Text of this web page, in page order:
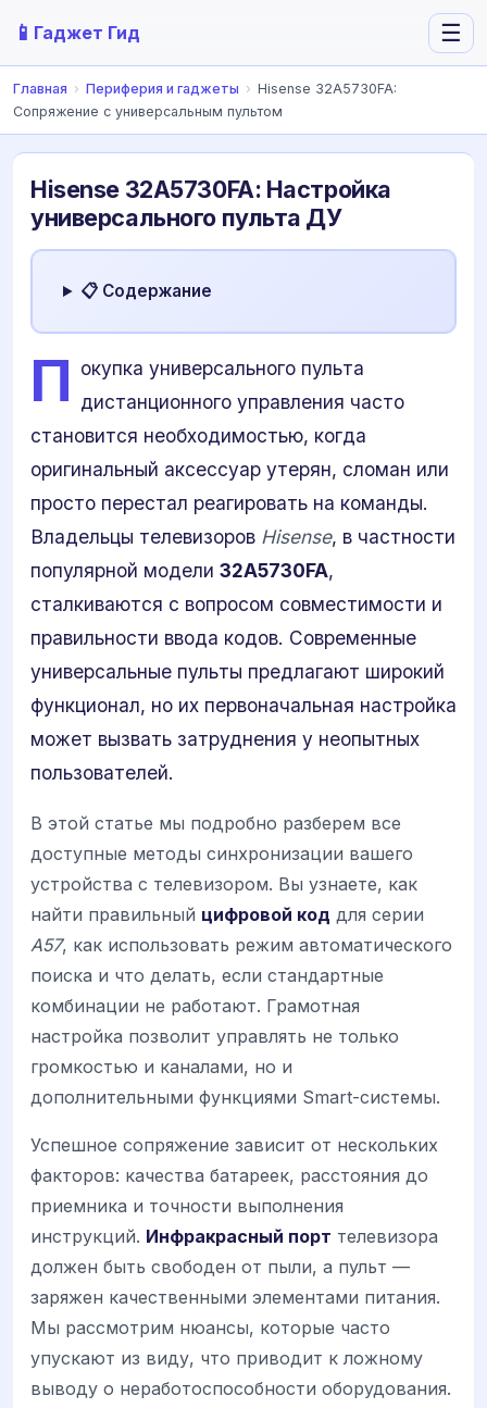
📱 Гаджет Гид ☰
Главная › Периферия и гаджеты › Hisense 32A5730FA:
Сопряжение с универсальным пультом
Hisense 32A5730FA: Настройка
универсального пульта ДУ
📋 Содержание
П окупка универсального пульта
дистанционного управления часто
становится необходимостью, когда
оригинальный аксессуар утерян, сломан или
просто перестал реагировать на команды.
Владельцы телевизоров Hisense, в частности
популярной модели 32A5730FA,
сталкиваются с вопросом совместимости и
правильности ввода кодов. Современные
универсальные пульты предлагают широкий
функционал, но их первоначальная настройка
может вызвать затруднения у неопытных
пользователей.
В этой статье мы подробно разберем все
доступные методы синхронизации вашего
устройства с телевизором. Вы узнаете, как
найти правильный цифровой код для серии
A57, как использовать режим автоматического
поиска и что делать, если стандартные
комбинации не работают. Грамотная
настройка позволит управлять не только
громкостью и каналами, но и
дополнительными функциями Smart-системы.
Успешное сопряжение зависит от нескольких
факторов: качества батареек, расстояния до
приемника и точности выполнения
инструкций. Инфракрасный порт телевизора
должен быть свободен от пыли, а пульт —
заряжен качественными элементами питания.
Мы рассмотрим нюансы, которые часто
упускают из виду, что приводит к ложному
выводу о неработоспособности оборудования.